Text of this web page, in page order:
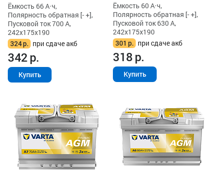
Ёмкость 66 А·ч,
Полярность обратная [- +],
Пусковой ток 700 А,
242x175x190
324р. при сдаче акб
342р.
Купить
Ёмкость 60 А·ч,
Полярность обратная [- +],
Пусковой ток 630 А,
242x175x190
301 р. при сдаче акб
318р.
Купить